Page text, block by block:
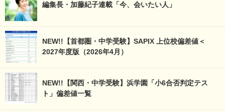
編集長・加藤紀子連載「今、会いたい人」
NEW!!【首都圏・中学受験】SAPIX 上位校偏差値＜
2027年度版（2026年4月）
NEW!!【関西・中学受験】浜学園「小6合否判定テス
ト」偏差値一覧